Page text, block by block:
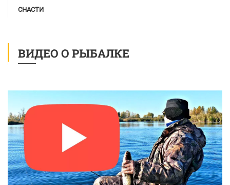
СНАСТИ
ВИДЕО О РЫБАЛКЕ